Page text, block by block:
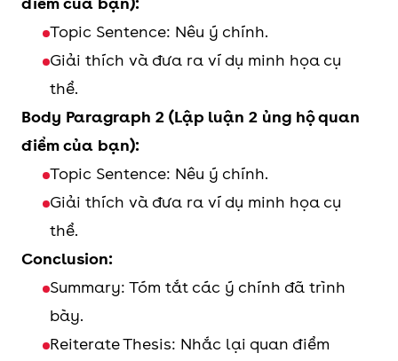
Topic Sentence: Nêu ý chính.
Giải thích và đưa ra ví dụ minh họa cụ
thể.
Body Paragraph 2 (Lập luận 2 ủng hộ quan
điểm của bạn):
Topic Sentence: Nêu ý chính.
Giải thích và đưa ra ví dụ minh họa cụ
thể.
Conclusion:
Summary: Tóm tắt các ý chính đã trình
bày.
Reiterate Thesis: Nhắc lại quan điểm